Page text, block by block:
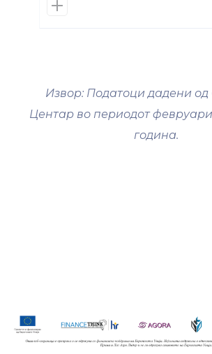
Извор: Податоци дадени
Центар во периодот
година.